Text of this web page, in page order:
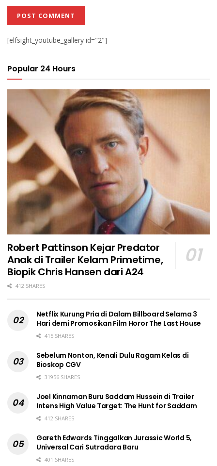
[elfsight_youtube_gallery id="2"]
Popular 24 Hours
Robert Pattinson Kejar Predator
Anak di Trailer Kelam Primetime,
Biopik Chris Hansen dari A24
412 SHARES
Netflix Kurung Pria di Dalam Billboard Selama 3
Hari demi Promosikan Film Horor The Last House
415 SHARES
Sebelum Nonton, Kenali Dulu Ragam Kelas di
Bioskop CGV
31956 SHARES
Joel Kinnaman Buru Saddam Hussein di Trailer
Intens High Value Target: The Hunt for Saddam
412 SHARES
Gareth Edwards Tinggalkan Jurassic World 5,
Universal Cari Sutradara Baru
401 SHARES